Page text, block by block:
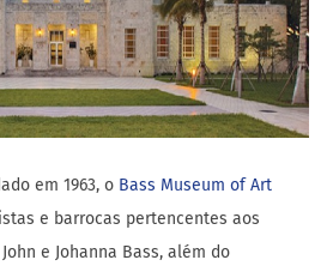
em 1963, o Bass Museum of Art
e barrocas pertencentes aos
e Johanna Bass, além do